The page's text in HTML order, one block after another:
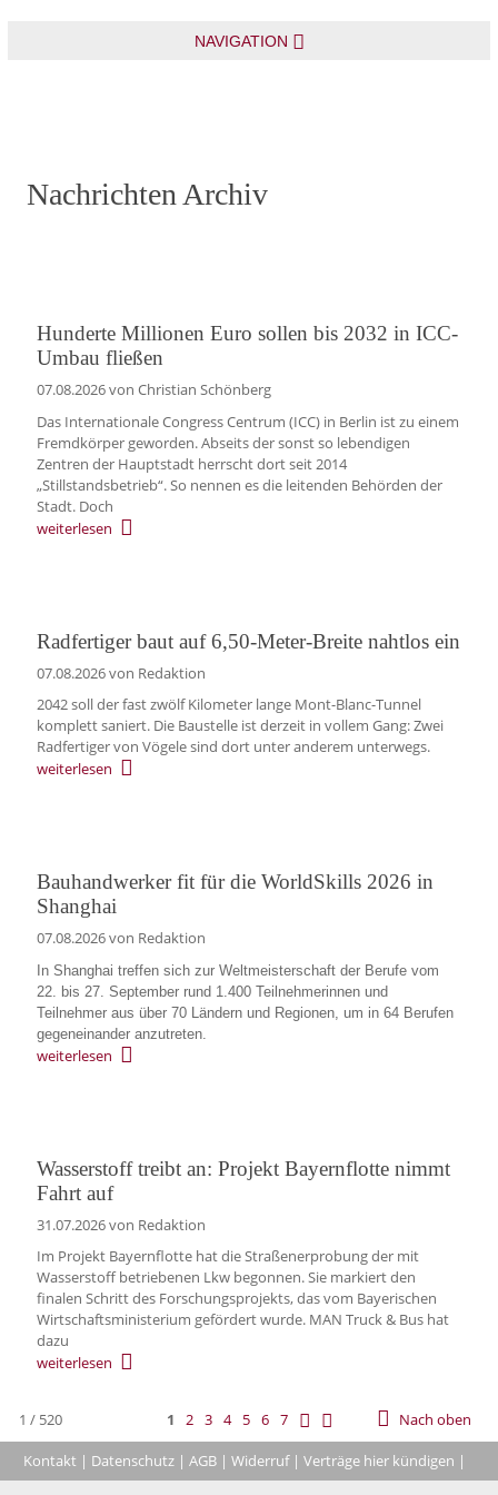
NAVIGATION
Nachrichten Archiv
Hunderte Millionen Euro sollen bis 2032 in ICC-
Umbau fließen
07.08.2026von Christian Schönberg
Das Internationale Congress Centrum (ICC) in Berlin ist zu einem
Fremdkörper geworden. Abseits der sonst so lebendigen
Zentren der Hauptstadt herrscht dort seit 2014
„Stillstandsbetrieb“. So nennen es die leitenden Behörden der
Stadt. Doch
weiterlesen
Radfertiger baut auf 6,50-Meter-Breite nahtlos ein
07.08.2026von Redaktion
2042 soll der fast zwölf Kilometer lange Mont-Blanc-Tunnel
komplett saniert. Die Baustelle ist derzeit in vollem Gang: Zwei
Radfertiger von Vögele sind dort unter anderem unterwegs.
weiterlesen
Bauhandwerker fit für die WorldSkills 2026 in
Shanghai
07.08.2026von Redaktion
In Shanghai treffen sich zur Weltmeisterschaft der Berufe vom
22. bis 27. September rund 1.400 Teilnehmerinnen und
Teilnehmer aus über 70 Ländern und Regionen, um in 64 Berufen
gegeneinander anzutreten.
weiterlesen
Wasserstoff treibt an: Projekt Bayernflotte nimmt
Fahrt auf
31.07.2026von Redaktion
Im Projekt Bayernflotte hat die Straßenerprobung der mit
Wasserstoff betriebenen Lkw begonnen. Sie markiert den
finalen Schritt des Forschungsprojekts, das vom Bayerischen
Wirtschaftsministerium gefördert wurde. MAN Truck & Bus hat
dazu
weiterlesen
1 / 520 1 2 3 4 5 6 7 Nach oben
Kontakt | Datenschutz | AGB | Widerruf| Verträge hier kündigen |